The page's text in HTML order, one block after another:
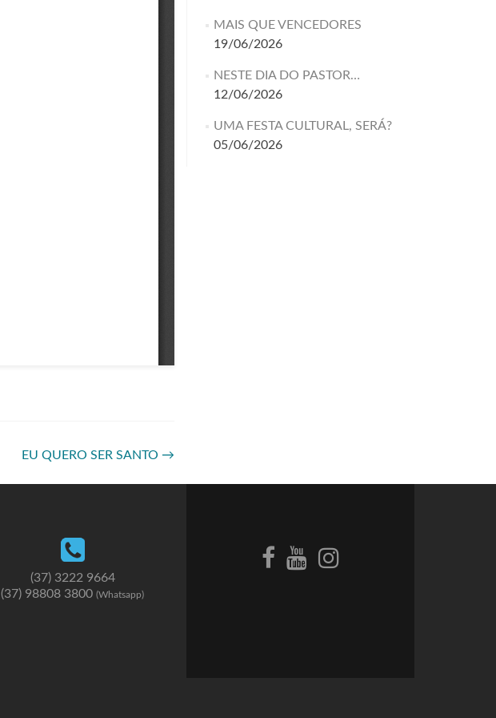
EU QUERO SER SANTO →
MAIS QUE VENCEDORES
19/06/2026
NESTE DIA DO PASTOR…
12/06/2026
UMA FESTA CULTURAL, SERÁ?
05/06/2026
(37) 3222 9664
(37) 98808 3800 (Whatsapp)